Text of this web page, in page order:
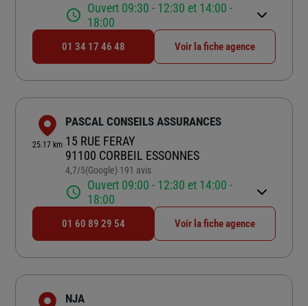
Ouvert 09:30 - 12:30 et 14:00 -
18:00
01 34 17 46 48 Voir la fiche agence
25.17 km
PASCAL CONSEILS ASSURANCES
15 RUE FERAY
91100 CORBEIL ESSONNES
4,7/5Note de 4.7 sur 5
(Google) 191 avis
Ouvert 09:00 - 12:30 et 14:00 -
18:00
01 60 89 29 54 Voir la fiche agence
NJA